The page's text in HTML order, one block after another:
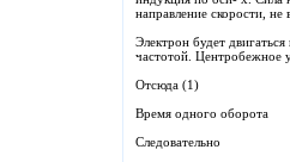
направление скорости, не
Электрон будет
частотой. Центробежное
Отсюда (1)
Время одного оборота
Следовательно